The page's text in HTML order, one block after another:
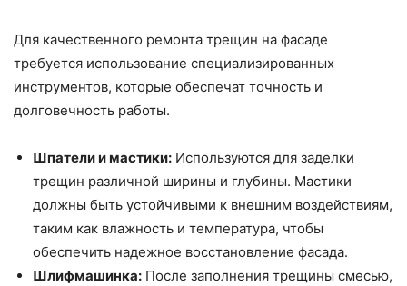
Для качественного ремонта трещин на фасаде
требуется использование специализированных
инструментов, которые обеспечат точность и
долговечность работы.
Шпатели и мастики: Используются для заделки
трещин различной ширины и глубины. Мастики
должны быть устойчивыми к внешним воздействиям,
таким как влажность и температура, чтобы
обеспечить надежное восстановление фасада.
Шлифмашинка: После заполнения трещины смесью,